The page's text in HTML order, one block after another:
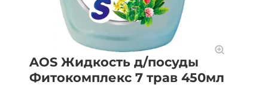
AOS Жидкость д/посуды
Фитокомплекс 7 трав 450мл